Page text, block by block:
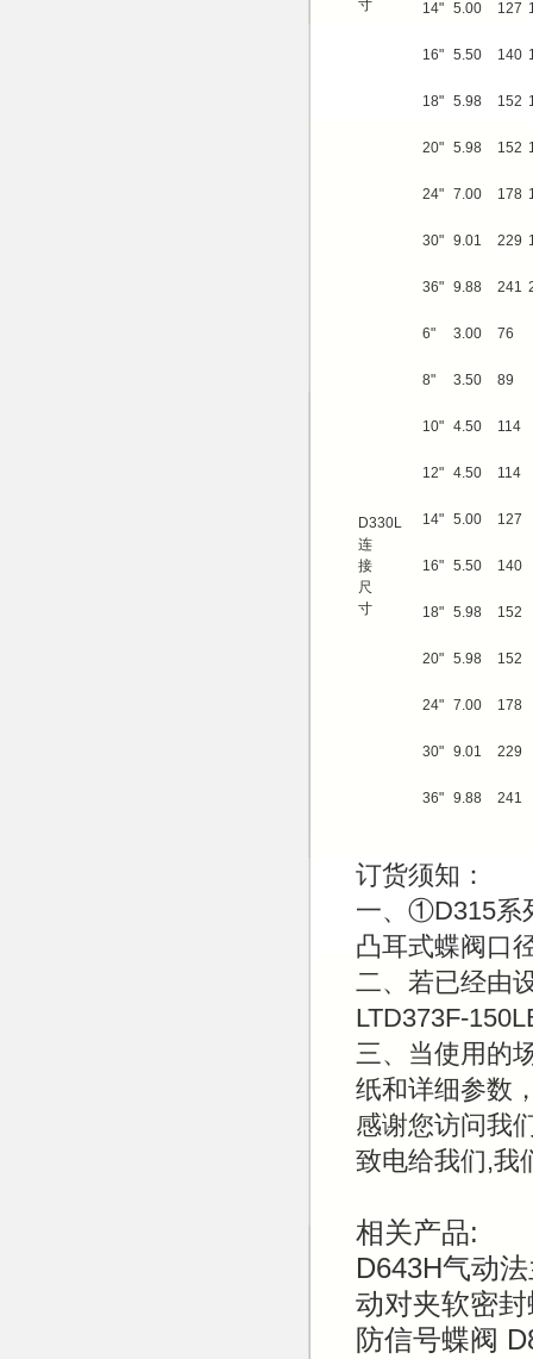
寸 14" 5.00 127
16" 5.50 140
18" 5.98 152
20" 5.98 152
24" 7.00 178
30" 9.01 229
36" 9.88 241
D330L
连
接
尺
寸
6" 3.00 76
8" 3.50 89
10" 4.50 114
12" 4.50 114
14" 5.00 127
16" 5.50 140
18" 5.98 152
20" 5.98 152
24" 7.00 178
30" 9.01 229
36" 9.88 241
订货须知：
一、①D315系
凸耳式蝶阀口
二、若已经由
LTD373F-
三、当使用的
纸和详细参数
感谢您访问我
致电给我们,我
相关产品:
D643H气动
动对夹软密
防信号蝶阀